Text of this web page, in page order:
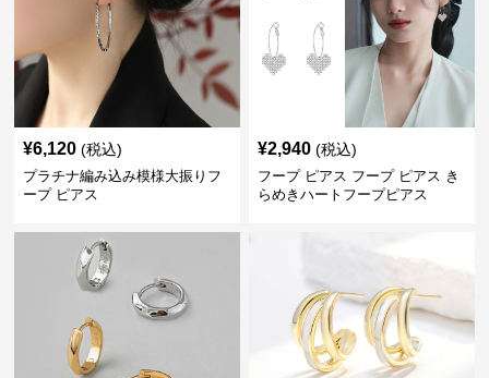
¥6,120 (税込)
プラチナ編み込み模様大振りフ
ープ ピアス
¥2,940 (税込)
フープ ピアス フープ ピアス き
らめきハートフープピアス